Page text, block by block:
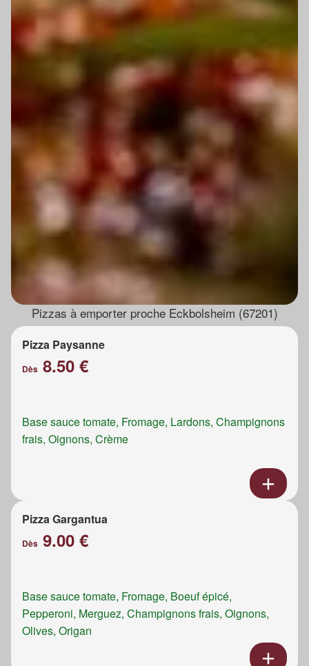
Pizzas à emporter proche Eckbolsheim (67201)
Pizza Paysanne
Dès 8.50 €
Base sauce tomate, Fromage, Lardons, Champignons
frais, Oignons, Crème
Pizza Gargantua
Dès 9.00 €
Base sauce tomate, Fromage, Boeuf épicé,
Pepperoni, Merguez, Champignons frais, Oignons,
Olives, Origan